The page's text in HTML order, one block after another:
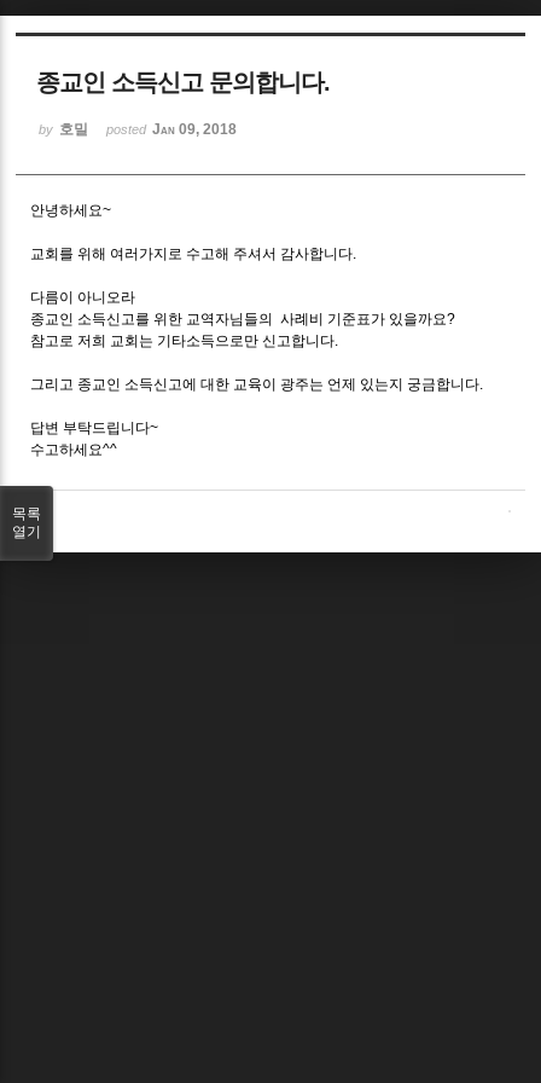
종교인 소득신고 문의합니다.
by 호밀 posted Jan 09, 2018
안녕하세요~
교회를 위해 여러가지로 수고해 주셔서 감사합니다.
다름이 아니오라
종교인 소득신고를 위한 교역자님들의 사례비 기준표가 있을까요?
참고로 저희 교회는 기타소득으로만 신고합니다.
그리고 종교인 소득신고에 대한 교육이 광주는 언제 있는지 궁금합니다.
답변 부탁드립니다~
수고하세요^^
목록
열기
Sketchbook5, 스케치북5
Sketchbook5, 스케치북5